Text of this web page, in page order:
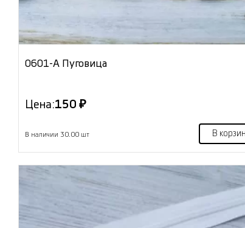
0601-А Пуговица
Цена:150 ₽
В наличии 30.00 шт В